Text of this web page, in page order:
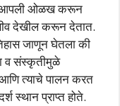
आपली ओळख करून
देखील करून देतात.
जाणून घेतला की
व संस्कृतीमुळे
त्याचे पालन करत
स्थान प्राप्त होते.